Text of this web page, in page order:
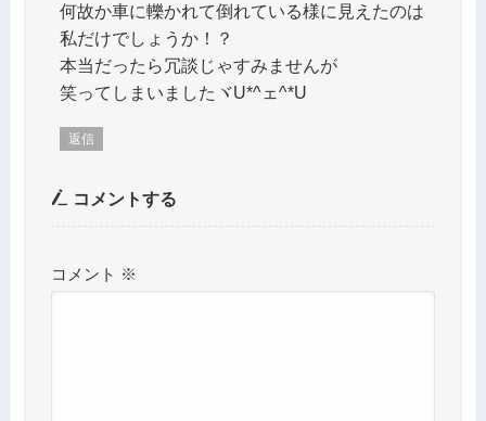
何故か車に轢かれて倒れている様に見えたのは
私だけでしょうか！？
本当だったら冗談じゃすみませんが
笑ってしまいましたヾU*^ェ^*Uゝ
返信
コメントする
コメント ※